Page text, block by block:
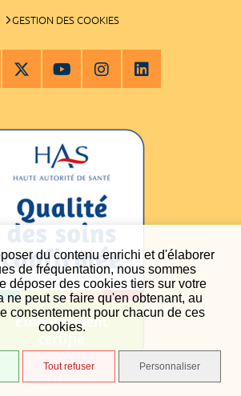
du contenu enrichi et d'élaborer
de fréquentation, nous sommes
déposer des cookies tiers sur votre
ne peut se faire qu'en obtenant, au
consentement pour chacun de ces
cookies.
Tout refuser Personnaliser
GESTION DES COOKIES